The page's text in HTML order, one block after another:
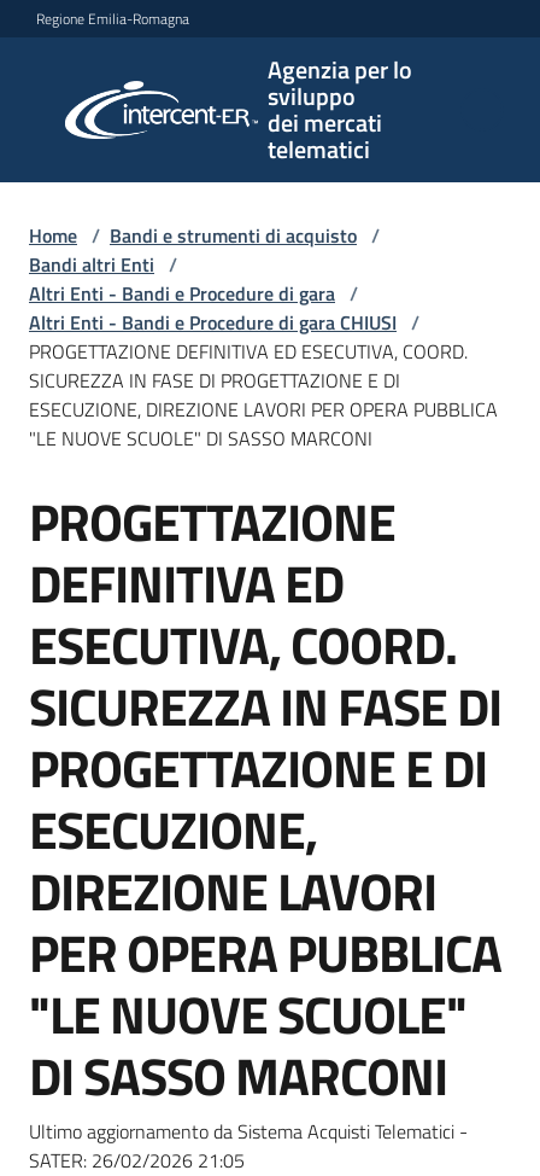
Vai al contenuto
Vai alla navigazione
Vai al footer
Regione Emilia-Romagna
Agenzia per lo
sviluppo
dei mercati
telematici
per lo
sviluppo
telematici
L'Agenzia
Bandi
strumenti
di
Supporto
Piattaforme
telematiche
English
site
Seguici
su
Home / Bandi e strumenti di acquisto /
Bandi altri Enti /
Altri Enti - Bandi e Procedure di gara /
Altri Enti - Bandi e Procedure di gara CHIUSI /
PROGETTAZIONE DEFINITIVA ED ESECUTIVA, COORD.
SICUREZZA IN FASE DI PROGETTAZIONE E DI
ESECUZIONE, DIREZIONE LAVORI PER OPERA PUBBLICA
"LE NUOVE SCUOLE" DI SASSO MARCONI
Salta al contenuto
PROGETTAZIONE
DEFINITIVA ED
ESECUTIVA, COORD.
SICUREZZA IN FASE DI
PROGETTAZIONE E DI
ESECUZIONE,
DIREZIONE LAVORI
PER OPERA PUBBLICA
"LE NUOVE SCUOLE"
DI SASSO MARCONI
Ultimo aggiornamento da Sistema Acquisti Telematici -
SATER: 26/02/2026 21:05